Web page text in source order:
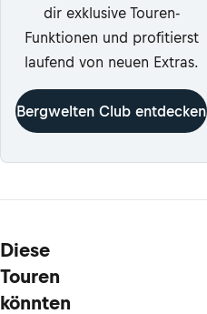
dir exklusive Touren-
Funktionen und profitierst
laufend von neuen Extras.
Bergwelten Club entdecken
Diese
Touren
könnten